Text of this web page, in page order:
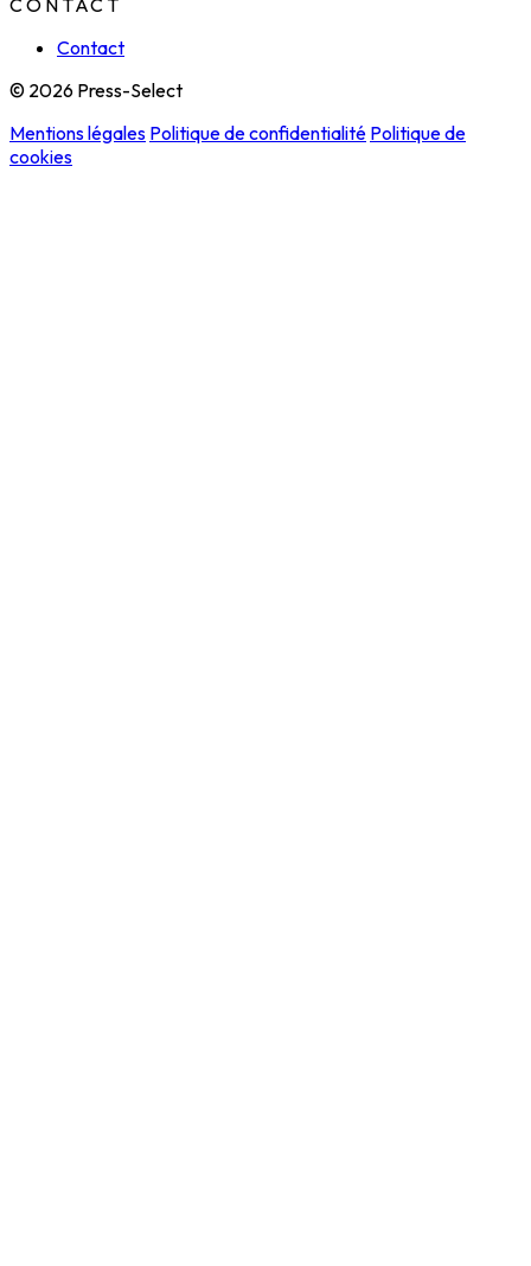
CONTACT
Contact
© 2026 Press-Select
Mentions légales Politique de confidentialité Politique de
cookies